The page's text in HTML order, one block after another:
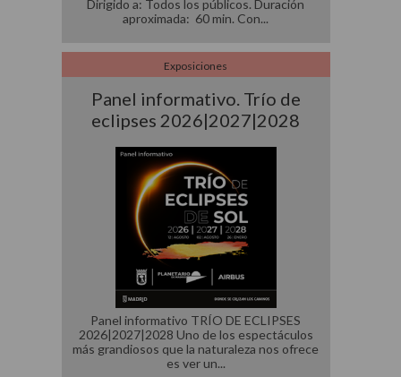
Dirigido a: Todos los públicos. Duración
aproximada: 60 min. Con
Panel informativo. Trío de
eclipses 2026|2027|2028
Exposiciones
Panel informativo TRÍO DE ECLIPSES
2026|2027|2028 Uno de los espectáculos
más grandiosos que la naturaleza nos ofrece
es ver un